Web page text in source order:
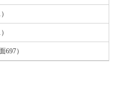
697）